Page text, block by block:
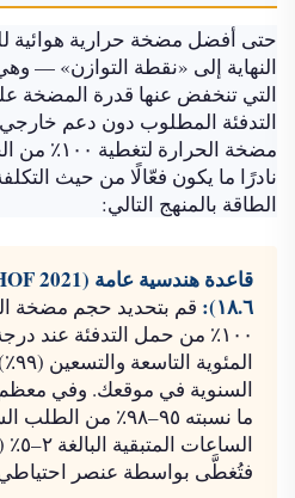
حتى أفضل مضخة حرارية هوائية
النهاية إلى «نقطة التوازن» —
التدفئة المطلوب دون دعم
مضخة
نادرًا ما يكون فعّالًا من حيث
الطاقة بالمنهج التالي:
١٨.٦):
قم بتحديد حجم مضخة
١٠٠٪ من حمل التدفئة عند
السنوية في موقعك. وفي
ما نسبته ٩٥–٩٨٪ من
فتُغطَّى بواسطة عنصر